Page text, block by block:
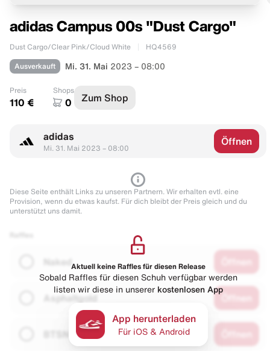
adidas Campus 00s "Dust Cargo"
Dust Cargo/Clear Pink/Cloud White HQ4569
Ausverkauft Mi. 31. Mai 2023 – 08:00
Preis
110 €
Shops
0 Zum Shop
adidas
Mi. 31. Mai 2023 – 08:00
Öffnen
Diese Seite enthält Links zu unseren Partnern. Wir erhalten evtl. eine
Provision, wenn du etwas kaufst. Für dich bleibt der Preis gleich und du
unterstützt uns damit.
Naked
Asphaltgold
Aktuell keine Raffles für diesen Release
Sobald Raffles für diesen Schuh verfügbar werden
listen wir diese in unserer kostenlosen App
App herunterladen
Für iOS & Android